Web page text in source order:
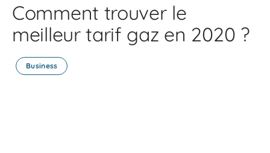
Comment trouver le
meilleur tarif gaz en 2020 ?
Business